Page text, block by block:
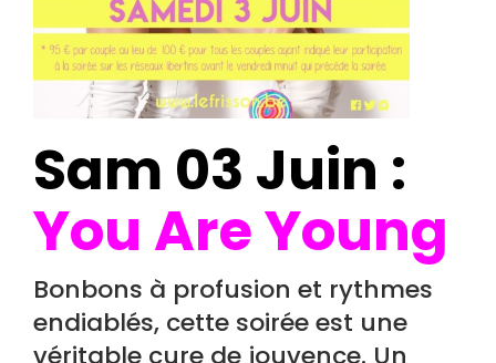
Sam 03 Juin :
You Are Young
Bonbons à profusion et rythmes
endiablés, cette soirée est une
véritable cure de jouvence. Un